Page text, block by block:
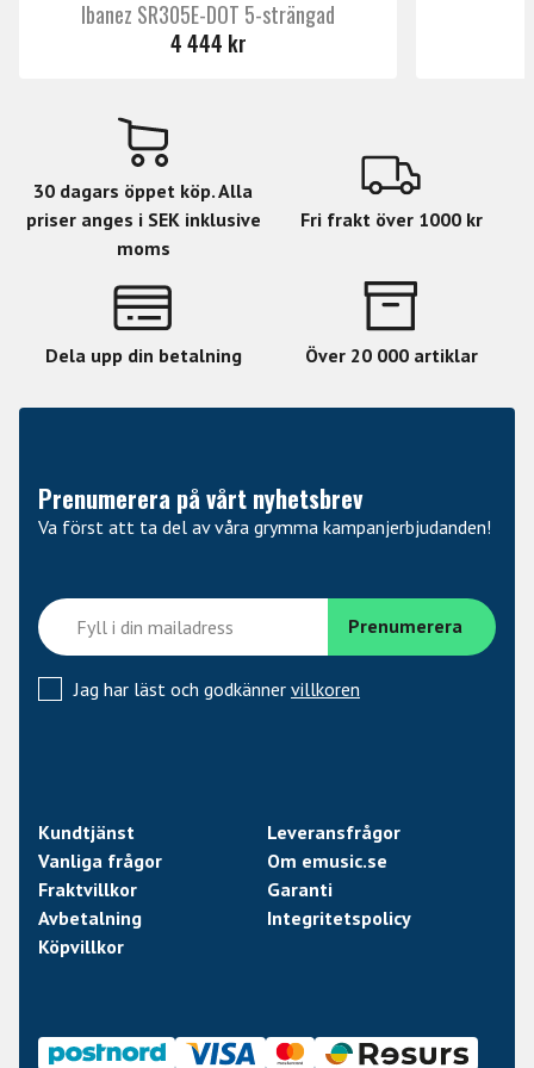
Ibanez SR305E-DOT 5-strängad
4 444 kr
30 dagars öppet köp. Alla
priser anges i SEK inklusive
moms
Fri frakt över 1000 kr
Dela upp din betalning Över 20 000 artiklar
Prenumerera på vårt nyhetsbrev
Va först att ta del av våra grymma kampanjerbjudanden!
Jag har läst och godkänner villkoren
Kundtjänst
Leveransfrågor
Vanliga frågor
Om emusic.se
Fraktvillkor
Garanti
Avbetalning
Integritetspolicy
Köpvillkor